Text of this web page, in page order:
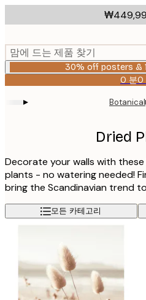
to
content.
맘에 드는 제품 찾기
30% off posters &
0 분0
유
효
날
▸ Botanical
Dried
Decorate your walls with
plants - no watering needed!
bring the Scandinavian trend
모든 카테고리